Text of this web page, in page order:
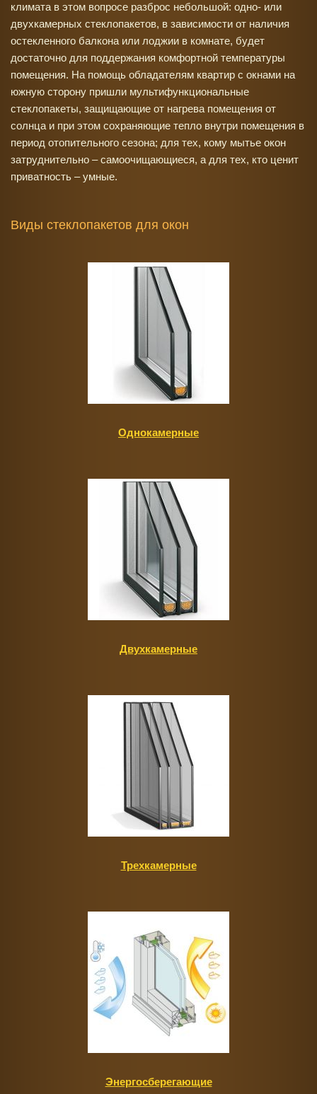
климата в этом вопросе разброс небольшой: одно- или
двухкамерных стеклопакетов, в зависимости от наличия
остекленного балкона или лоджии в комнате, будет
достаточно для поддержания комфортной температуры
помещения. На помощь обладателям квартир с окнами на
южную сторону пришли мультифункциональные
стеклопакеты, защищающие от нагрева помещения от
солнца и при этом сохраняющие тепло внутри помещения в
период отопительного сезона; для тех, кому мытье окон
затруднительно – самоочищающиеся, а для тех, кто ценит
приватность – умные.
Виды стеклопакетов для окон
Однокамерные
Двухкамерные
Трехкамерные
Энергосберегающие